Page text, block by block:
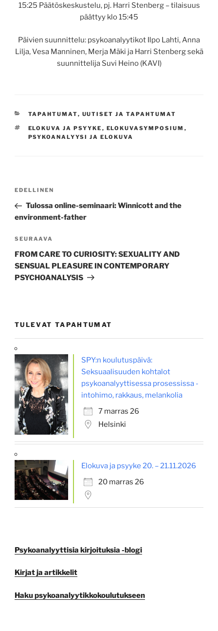
15:25 Päätöskeskustelu, pj. Harri Stenberg – tilaisuus
päättyy klo 15:45
Päivien suunnittelu: psykoanalyytikot Ilpo Lahti, Anna
Lilja, Vesa Manninen, Merja Mäki ja Harri Stenberg sekä
suunnittelija Suvi Heino (KAVI)
KATEGORIAT
TAPAHTUMAT, UUTISET JA TAPAHTUMAT
AVAINSANAT
ELOKUVA JA PSYYKE , ELOKUVASYMPOSIUM ,
PSYKOANALYYSI JA ELOKUVA
Edellinen
artikkeli
EDELLINEN
Tulossa online-seminaari: Winnicott and the
environment-father
Seuraava
artikkeli
SEURAAVA
FROM CARE TO CURIOSITY: SEXUALITY AND
SENSUAL PLEASURE IN CONTEMPORARY
PSYCHOANALYSIS
TULEVAT TAPAHTUMAT
SPY:n koulutuspäivä:
Seksuaalisuuden kohtalot
psykoanalyyttisessa prosessissa -
intohimo, rakkaus, melankolia
7 marras 26
Helsinki
Elokuva ja psyyke 20. – 21.11.2026
20 marras 26
Psykoanalyyttisia kirjoituksia -blogi
Kirjat ja artikkelit
Haku psykoanalyytikkokoulutukseen